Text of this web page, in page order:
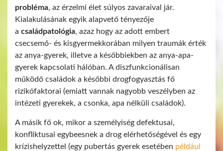
probléma, az érzelmi élet súlyos zavaraival jár.
Kialakulásának egyik alapvető tényezője
a családpatológia, azaz hogy az adott embert
csecsemő- és kisgyermekkorában milyen traumák érték
az anya-gyerek, illetve a későbbiekben az anya-apa-
gyerek kapcsolati hálóban. A diszfunkcionálisan
működő családok a későbbi drogfogyasztás fő
rizikófaktorai (emiatt vannak nagyobb veszélyben az
intézeti gyerekek, a csonka, apa nélküli családok).
A másik fő ok, mikor a személyiség defektusai,
konfliktusai egybeesnek a drog elérhetőségével és egy
krízishelyzettel (egy pubertás gyerek esetében például